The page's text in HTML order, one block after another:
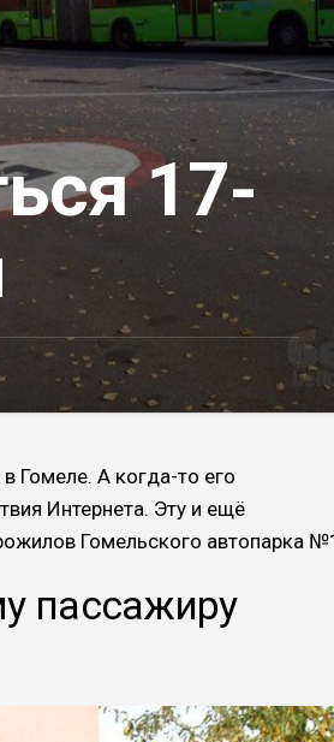
17-
Гомеле. А когда-то его
Интернета. Эту и ещё
Гомельского автопарка
пассажиру